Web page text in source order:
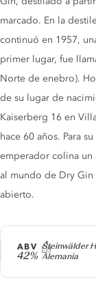
Producer
Steinwälder
Alemania
ABV
42%
marcado. En la
continuó en 1957,
primer lugar, fue
Norte de enebro).
de su lugar de
Kaiserberg 16 en
hace 60 años. Para
emperador colina un
al mundo de Dry Gin
abierto.